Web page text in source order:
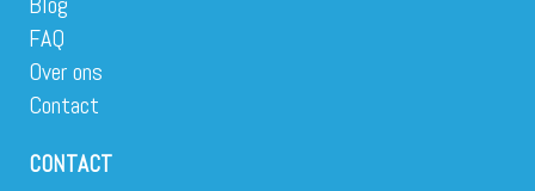
FAQ
Over ons
Contact
CONTACT